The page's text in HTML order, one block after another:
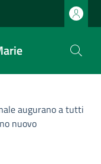
augurano a tutti
nuovo